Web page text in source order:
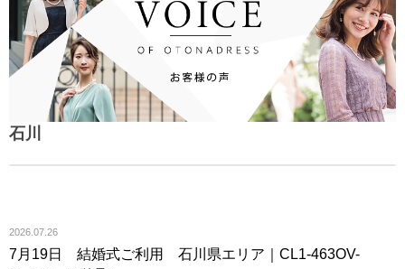
石川
2026.07.26
7月19日 結婚式ご利用 石川県エリア｜CL1-463OV-